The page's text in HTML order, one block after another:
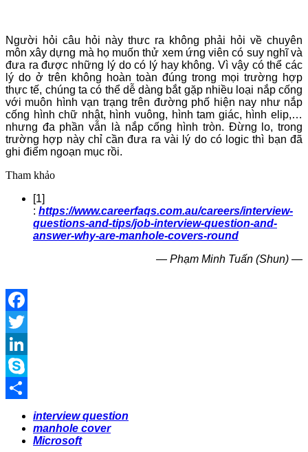
Người hỏi câu hỏi này thưc ra không phải hỏi về chuyên
môn xây dựng mà họ muốn thử xem ứng viên có suy nghĩ và
đưa ra được những lý do có lý hay không. Vì vậy có thể các
lý do ở trên không hoàn toàn đúng trong mọi trường hợp
thực tế, chúng ta có thể dễ dàng bắt gặp nhiều loại nắp cống
với muôn hình vạn trạng trên đường phố hiện nay như nắp
cống hình chữ nhật, hình vuông, hình tam giác, hình elip,…
nhưng đa phần vẫn là nắp cống hình tròn. Đừng lo, trong
trường hợp này chỉ cần đưa ra vài lý do có logic thì bạn đã
ghi điểm ngoạn mục rồi.
Tham khảo
[1]
: https://www.careerfaqs.com.au/careers/interview-
questions-and-tips/job-interview-question-and-
answer-why-are-manhole-covers-round
— Phạm Minh Tuấn (Shun) —
Facebook
Twitter
LinkedIn
Skype
Share
interview question
manhole cover
Microsoft